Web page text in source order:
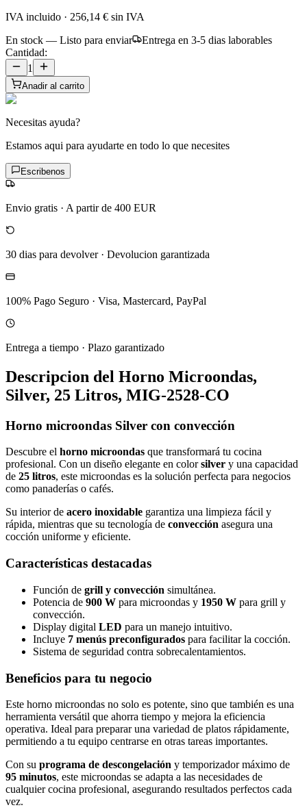
IVA incluido · 256,14 € sin IVA
En stock — Listo para enviar
Entrega en 3-5 dias laborables
Cantidad:
1
Anadir al carrito
Necesitas ayuda?
Estamos aqui para ayudarte en todo lo que necesites
Escribenos
Envio gratis · A partir de 400 EUR
30 dias para devolver· Devolucion garantizada
100% Pago Seguro · Visa, Mastercard, PayPal
Entrega a tiempo · Plazo garantizado
Descripcion del Horno Microondas,
Silver, 25 Litros, MIG-2528-CO
Horno microondas Silver con convección
Descubre el horno microondas que transformará tu cocina
profesional. Con un diseño elegante en colorsilver y una capacidad
de 25 litros, este microondas es la solución perfecta para negocios
como panaderías o cafés.
Su interior de acero inoxidable garantiza una limpieza fácil y
rápida, mientras que su tecnología de convección asegura una
cocción uniforme y eficiente.
Características destacadas
Función de grill y convección simultánea.
Potencia de 900 W para microondas y 1950 W para grill y
convección.
Display digital LED para un manejo intuitivo.
Incluye 7 menús preconfigurados para facilitar la cocción.
Sistema de seguridad contra sobrecalentamientos.
Beneficios para tu negocio
Este horno microondas no solo es potente, sino que también es una
herramienta versátil que ahorra tiempo y mejora la eficiencia
operativa. Ideal para preparar una variedad de platos rápidamente,
permitiendo a tu equipo centrarse en otras tareas importantes.
Con su programa de descongelación y temporizador máximo de
95 minutos, este microondas se adapta a las necesidades de
cualquier cocina profesional, asegurando resultados perfectos cada
vez.